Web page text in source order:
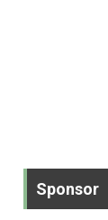
Sponsor